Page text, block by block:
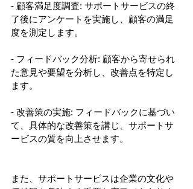
- 顧客満足度調査: サポートサービスの終
了後にアンケートを実施し、顧客の満足
度を測定します。
- フィードバック分析: 顧客から寄せられ
た意見や要望を分析し、改善点を特定し
ます。
- 改善策の実施: フィードバックに基づい
て、具体的な改善策を講じ、サポートサ
ービスの質を向上させます。
また、サポートサービスは企業の文化や